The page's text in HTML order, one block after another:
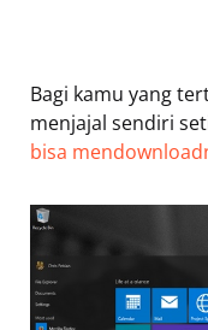
Bagi kamu yang
menjajal sendiri
bisa